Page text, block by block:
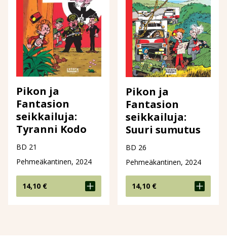
Pikon ja
Fantasion
seikkailuja:
Tyranni Kodo
BD 21
Pehmeäkantinen, 2024
14,10 €
Pikon ja
Fantasion
seikkailuja:
Suuri sumutus
BD 26
Pehmeäkantinen, 2024
14,10 €